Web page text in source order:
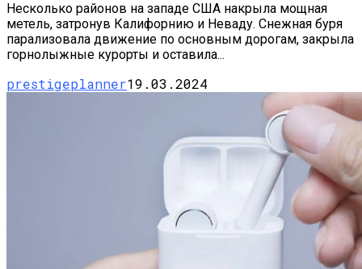
Несколько районов на западе США накрыла мощная
метель, затронув Калифорнию и Неваду. Снежная буря
парализовала движение по основным дорогам, закрыла
горнолыжные курорты и оставила...
prestigeplanner19.03.2024